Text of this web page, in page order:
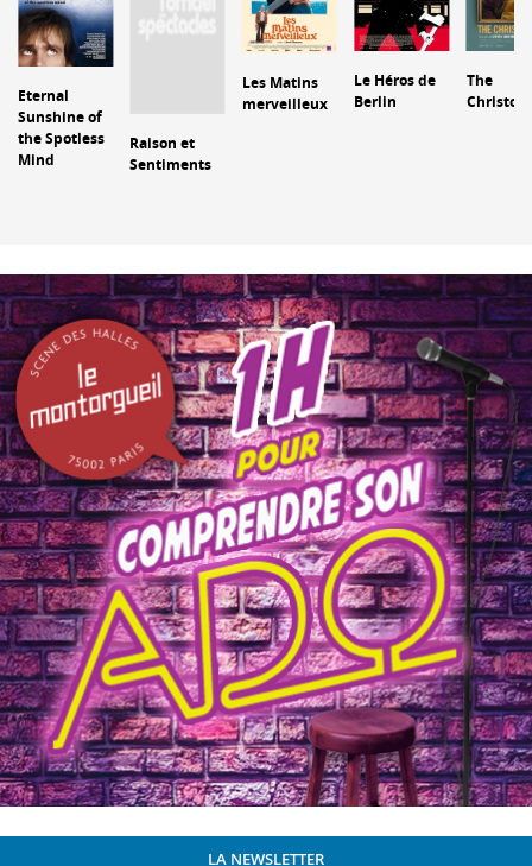
Eternal
Sunshine of
the Spotless
Mind
Raison et
Sentiments
Les Matins
merveilleux
Le Héros de
Berlin
The
LA NEWSLETTER